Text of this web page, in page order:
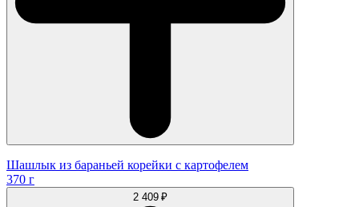
Шашлык из бараньей корейки с картофелем
370 г
2 409 ₽